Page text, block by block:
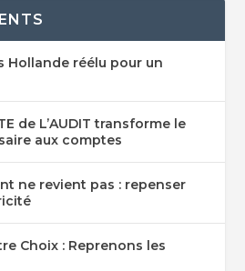
Hollande réélu pour un
de L’AUDIT transforme le
aux comptes
ne revient pas : repenser
Choix : Reprenons les